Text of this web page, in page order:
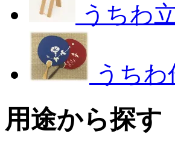
うちわ
うち
用途から探す